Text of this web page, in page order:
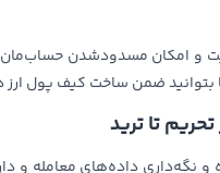
و امکان مسدودشدن حساب‌مان
ضمن ساخت کیف پول ارز
تا ترید
نگه‌داری داده‌های معامله و